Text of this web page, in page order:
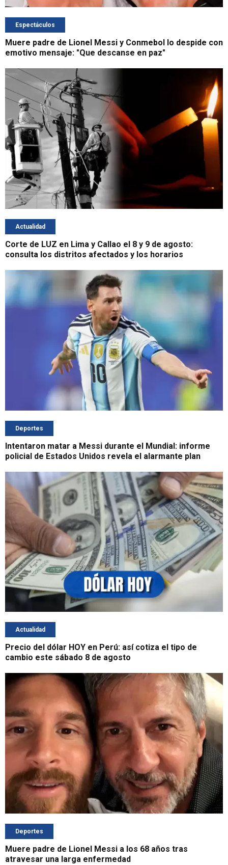
Espectáculos
Muere padre de Lionel Messi y Conmebol lo despide con
emotivo mensaje: "Que descanse en paz"
Actualidad
Corte de LUZ en Lima y Callao el 8 y 9 de agosto:
consulta los distritos afectados y los horarios
Deportes
Intentaron matar a Messi durante el Mundial: informe
policial de Estados Unidos revela el alarmante plan
Actualidad
Precio del dólar HOY en Perú: así cotiza el tipo de
cambio este sábado 8 de agosto
Deportes
Muere padre de Lionel Messi a los 68 años tras
atravesar una larga enfermedad